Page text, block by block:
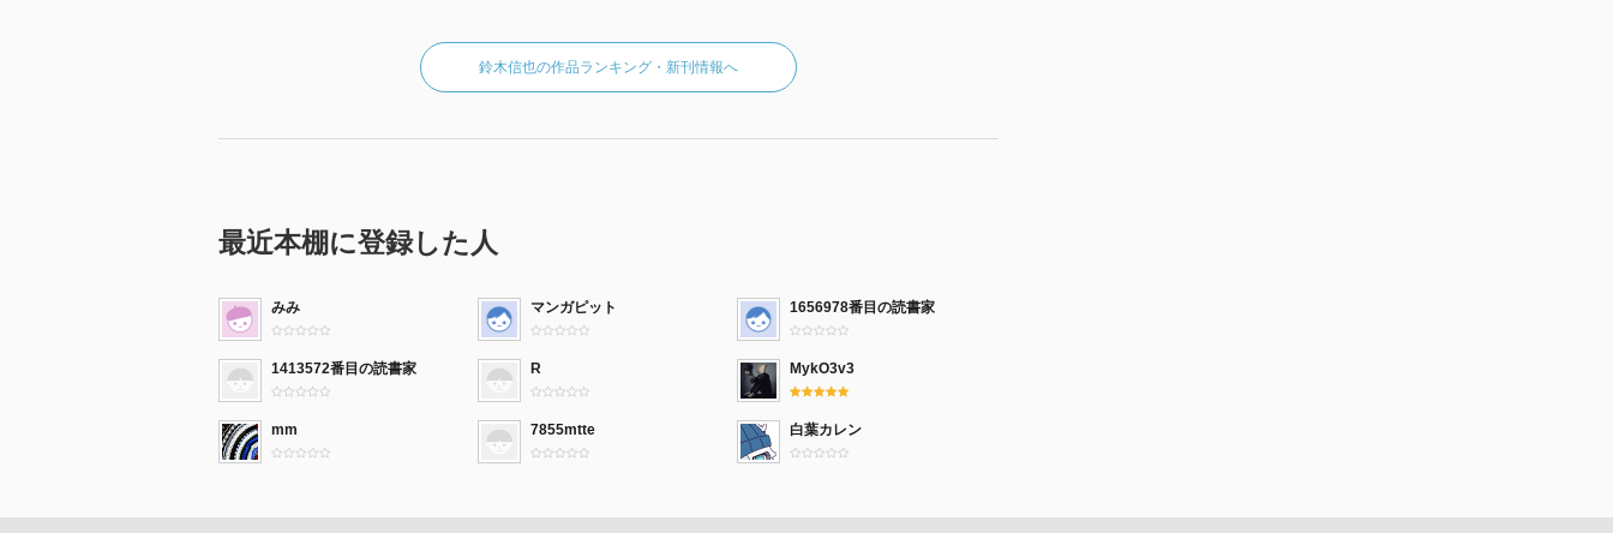
鈴木信也の作品ランキング・新刊情報へ
最近本棚に登録した人
みみ マンガピット 1656978番目の読書家
1413572番目の読書家 R MykO3v3
mm 7855mtte 白葉カレン